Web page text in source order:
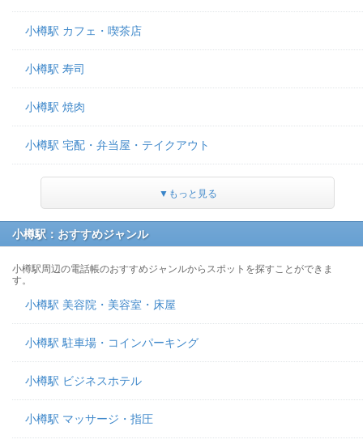
小樽駅 カフェ・喫茶店
小樽駅 寿司
小樽駅 焼肉
小樽駅 宅配・弁当屋・テイクアウト
▼もっと見る
小樽駅：おすすめジャンル
小樽駅周辺の電話帳のおすすめジャンルからスポットを探すことができま
す。
小樽駅 美容院・美容室・床屋
小樽駅 駐車場・コインパーキング
小樽駅 ビジネスホテル
小樽駅 マッサージ・指圧